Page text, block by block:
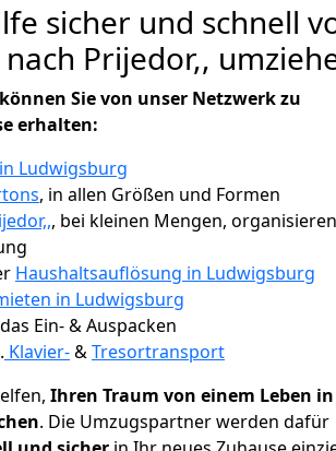
sicher und schnell
Prijedor,,
Sie von unser Netzwerk zu
erhalten:
Ludwigsburg
, in allen Größen und Formen
, bei kleinen Mengen,
Haushaltsauflösung in Ludwigsburg
in Ludwigsburg
Ein- & Auspacken
Klavier-&Tresortransport
Ihren Traum von einem Leben in
. Die Umzugspartner werden dafür